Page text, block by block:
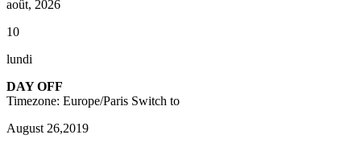
août, 2026
10
lundi
DAY OFF
Timezone: Europe/Paris Switch to
August 26,2019